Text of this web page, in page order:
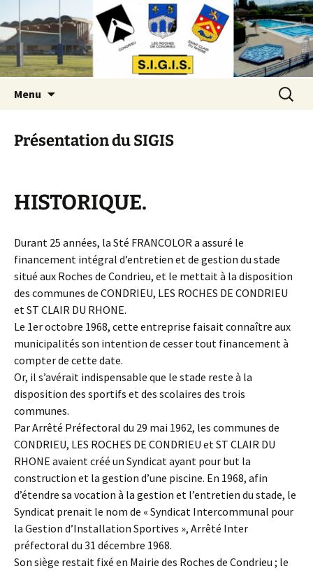
SIGIS
Menu
Présentation du SIGIS
HISTORIQUE.
Durant 25 années, la Sté FRANCOLOR a assuré le
financement intégral d’entretien et de gestion du stade
situé aux Roches de Condrieu, et le mettait à la disposition
des communes de CONDRIEU, LES ROCHES DE CONDRIEU
et ST CLAIR DU RHONE.
Le 1er octobre 1968, cette entreprise faisait connaître aux
municipalités son intention de cesser tout financement à
compter de cette date.
Or, il s’avérait indispensable que le stade reste à la
disposition des sportifs et des scolaires des trois
communes.
Par Arrêté Préfectoral du 29 mai 1962, les communes de
CONDRIEU, LES ROCHES DE CONDRIEU et ST CLAIR DU
RHONE avaient créé un Syndicat ayant pour but la
construction et la gestion d’une piscine. En 1968, afin
d’étendre sa vocation à la gestion et l’entretien du stade, le
Syndicat prenait le nom de « Syndicat Intercommunal pour
la Gestion d’Installation Sportives », Arrêté Inter
préfectoral du 31 décembre 1968.
Son siège restait fixé en Mairie des Roches de Condrieu ; le